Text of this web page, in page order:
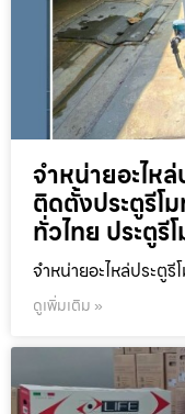
จำหน่ายอะไห
ติดตั้งประตูรีโ
ทั่วไทย ประตูรี
จำหน่ายอะไหล่ประตู
ดูเพิ่มเติม »